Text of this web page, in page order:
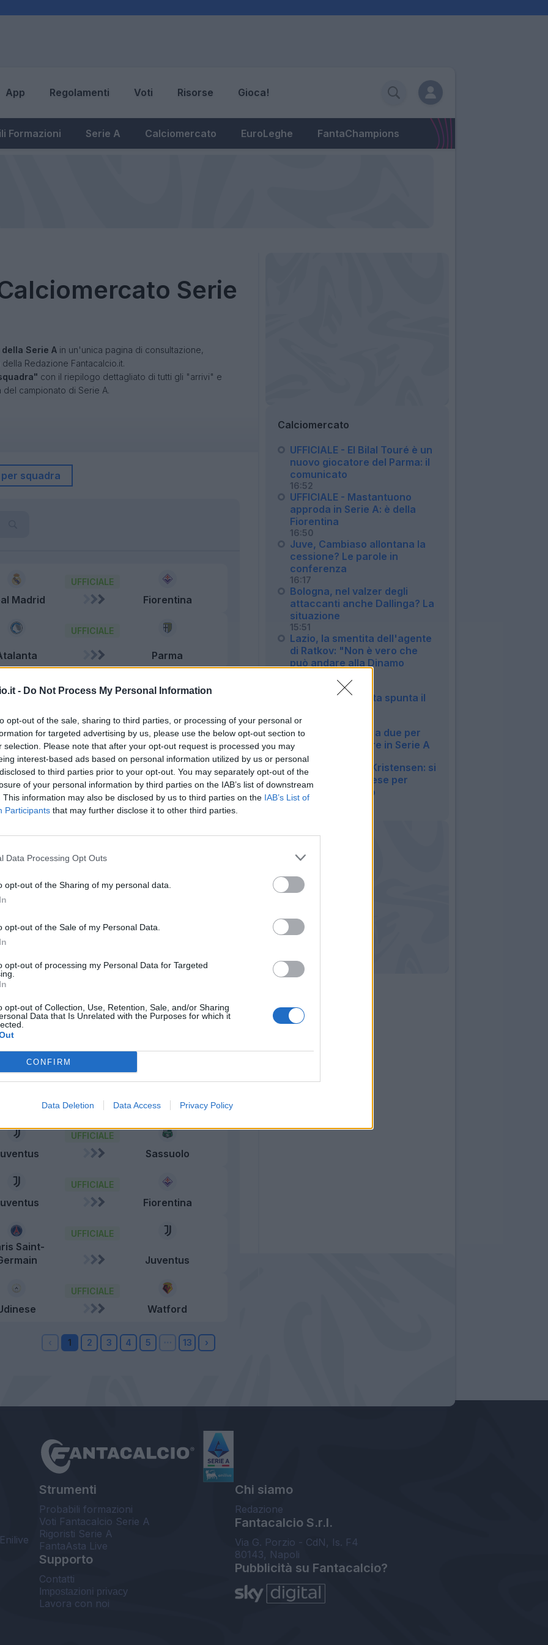
- Do Not Process My Personal Information
opt-out of the sale, sharing to third parties, or processing of your personal or
for targeted advertising by us, please use the below opt-out section to
selection. Please note that after your opt-out request is processed you may
interest-based ads based on personal information utilized by us or personal
to third parties prior to your opt-out. You may separately opt-out of the
of your personal information by third parties on the IAB’s list of downstream
This information may also be disclosed by us to third parties on the IAB’s List of
Participants that may further disclose it to other third parties.
Data Processing Opt Outs
opt-out of the Sharing of my personal data.
opt-out of the Sale of my Personal Data.
opt-out of processing my Personal Data for Targeted
opt-out of Collection, Use, Retention, Sale, and/or Sharing
Data that Is Unrelated with the Purposes for which it
CONFIRM
Data Deletion Data Access Privacy Policy
App Regolamenti Voti Risorse Gioca!
Formazioni Serie A Calciomercato EuroLeghe FantaChampions
Serie
Serie A in un'unica pagina di consultazione,
Redazione Fantacalcio.it.
con il riepilogo dettagliato di tutti gli "arrivi" e
campionato di Serie A.
squadra
Madrid
UFFICIALE
Fiorentina
UFFICIALE
Parma
UFFICIALE
UFFICIALE
Sudtirol
Dortmund
UFFICIALE
Como
UFFICIALE
Genoa
UFFICIALE
Atalanta
UFFICIALE
Roma
Coruna
Bayer Leverkusen
UFFICIALE
Sassuolo
UFFICIALE
Fiorentina
Saint-
UFFICIALE
Juventus
UFFICIALE
Watford
Calciomercato
UFFICIALE - El Bilal Touré è un
nuovo giocatore del Parma: il
comunicato
16:52
UFFICIALE - Mastantuono
approda in Serie A: è della
Fiorentina
16:50
Juve, Cambiaso allontana la
cessione? Le parole in
conferenza
16:17
Bologna, nel valzer degli
attaccanti anche Dallinga? La
situazione
15:51
Lazio, la smentita dell'agente
di Ratkov: "Non è vero che
può andare alla Dinamo
Napoli, per la porta spunta il
14:45
Fiorentina, corsa a due per
Fortini: può restare in Serie A
13:45
L'Atalanta vuole Kristensen: si
lavora con l'Udinese per
trovare l'accordo
13:31
Strumenti
Probabili formazioni
Voti Fantacalcio Serie A
Rigoristi Serie A
FantaAsta Live
Supporto
Contatti
Impostazioni privacy
Lavora con noi
Chi siamo
Redazione
Fantacalcio S.r.l.
Via G. Porzio - CdN, Is. F4
80143, Napoli
Pubblicità su Fantacalcio?